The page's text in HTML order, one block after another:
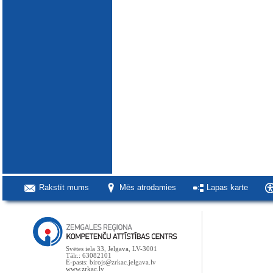
Rakstīt mums Mēs atrodamies Lapas karte
Svētes iela 33, Jelgava, LV-3001
Tālr.: 63082101
E-pasts: birojs@zrkac.jelgava.lv
www.zrkac.lv